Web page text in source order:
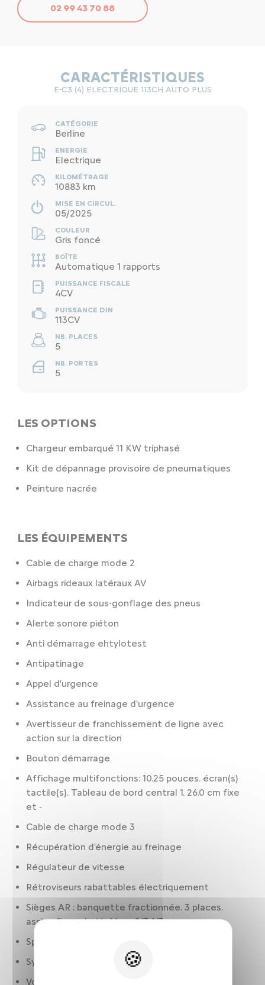
02 99 43 70 88
CARACTÉRISTIQUES
E-C3 (4) ELECTRIQUE 113CH AUTO PLUS
CATÉGORIE
Berline
ENERGIE
Electrique
KILOMÉTRAGE
10883 km
MISE EN CIRCUL.
05/2025
COULEUR
Gris foncé
BOÎTE
Automatique 1 rapports
PUISSANCE FISCALE
4CV
PUISSANCE DIN
113CV
NB. PLACES
5
NB. PORTES
5
LES OPTIONS
Chargeur embarqué 11 KW triphasé
Kit de dépannage provisoire de pneumatiques
Peinture nacrée
LES ÉQUIPEMENTS
Cable de charge mode 2
Airbags rideaux latéraux AV
Indicateur de sous-gonflage des pneus
Alerte sonore piéton
Anti démarrage ehtylotest
Antipatinage
Appel d'urgence
Assistance au freinage d'urgence
Avertisseur de franchissement de ligne avec
action sur la direction
Bouton démarrage
Affichage multifonctions: 10.25 pouces. écran(s)
tactile(s). Tableau de bord central 1. 26.0 cm fixe
et -
Cable de charge mode 3
Récupération d'énergie au freinage
Régulateur de vitesse
Rétroviseurs rabattables électriquement
Sièges AR : banquette fractionnée. 3 places.
assise fixe. rabattables : 2/3-1/3
Spoiler: de coffre
Système anti collision
Volant cuir. réglable en hauteur. réglable en